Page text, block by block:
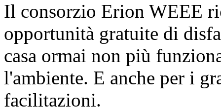
Il consorzio Erion WEEE
opportunità gratuite di
casa ormai non più
l'ambiente. E anche per i
facilitazioni.